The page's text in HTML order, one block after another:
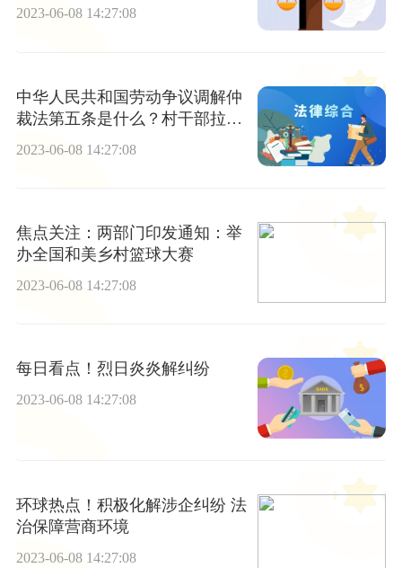
么办？
2023-06-08 14:27:08
中华人民共和国劳动争议调解仲
裁法第五条是什么？村干部拉票
2023-06-08 14:27:08
焦点关注：两部门印发通知：举
办全国和美乡村篮球大赛
2023-06-08 14:27:08
每日看点！烈日炎炎解纠纷
2023-06-08 14:27:08
环球热点！积极化解涉企纠纷 法
治保障营商环境
2023-06-08 14:27:08